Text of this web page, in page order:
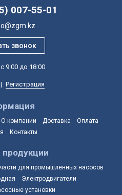
007-55-01
9:00 до 18:00
| Регистрация
О компании Доставка
Оплата
Контакты
продукции
для промышленных насосов
Электродвигатели
установки